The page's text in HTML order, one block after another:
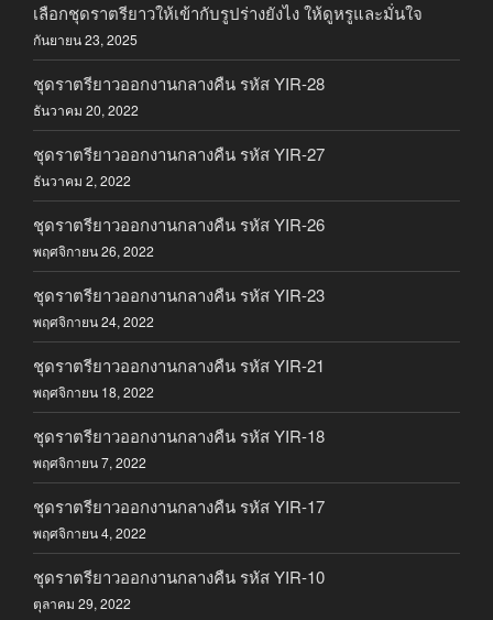
เลือกชุดราตรียาวให้เข้ากับรูปร่างยังไง ให้ดูหรูและมั่นใจ
กันยายน 23, 2025
ชุดราตรียาวออกงานกลางคืน รหัส YIR-28
ธันวาคม 20, 2022
ชุดราตรียาวออกงานกลางคืน รหัส YIR-27
ธันวาคม 2, 2022
ชุดราตรียาวออกงานกลางคืน รหัส YIR-26
พฤศจิกายน 26, 2022
ชุดราตรียาวออกงานกลางคืน รหัส YIR-23
พฤศจิกายน 24, 2022
ชุดราตรียาวออกงานกลางคืน รหัส YIR-21
พฤศจิกายน 18, 2022
ชุดราตรียาวออกงานกลางคืน รหัส YIR-18
พฤศจิกายน 7, 2022
ชุดราตรียาวออกงานกลางคืน รหัส YIR-17
พฤศจิกายน 4, 2022
ชุดราตรียาวออกงานกลางคืน รหัส YIR-10
ตุลาคม 29, 2022